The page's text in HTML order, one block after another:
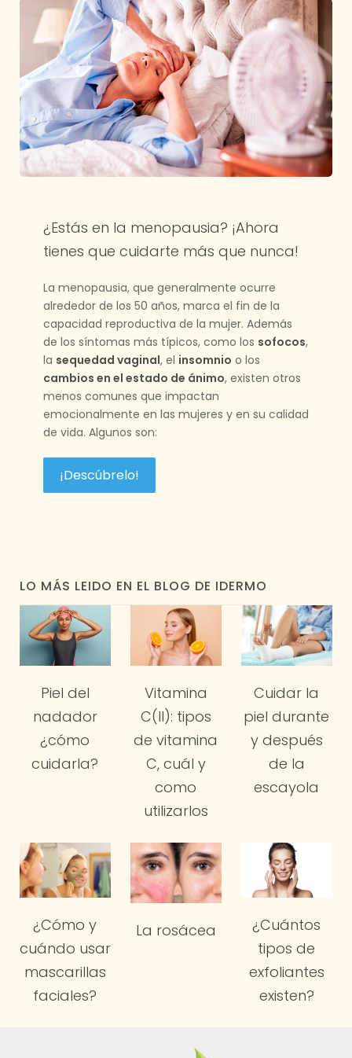
¿Estás en la menopausia? ¡Ahora
tienes que cuidarte más que nunca!
La menopausia, que generalmente ocurre
alrededor de los 50 años, marca el fin de la
capacidad reproductiva de la mujer. Además
de los síntomas más típicos, como los sofocos,
la sequedad vaginal, el insomnio o los
cambios en el estado de ánimo, existen otros
menos comunes que impactan
emocionalmente en las mujeres y en su calidad
de vida. Algunos son:
¡Descúbrelo!
LO MÁS LEIDO EN EL BLOG DE IDERMO
Piel del
nadador
¿cómo
cuidarla?
Vitamina
C(II): tipos
de vitamina
C, cuál y
como
utilizarlos
Cuidar la
piel durante
y después
de la
escayola
¿Cómo y
cuándo usar
mascarillas
faciales?
La rosácea
¿Cuántos
tipos de
exfoliantes
existen?